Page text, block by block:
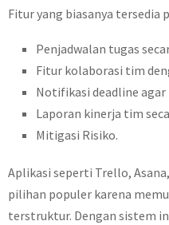
Fitur yang biasanya tersedia
Penjadwalan tugas
Fitur kolaborasi tim
Notifikasi deadline
Laporan kinerja tim
Mitigasi Risiko.
Aplikasi seperti Trello,
pilihan populer karena
terstruktur. Dengan sistem